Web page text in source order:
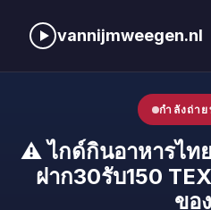
vannijmweegen.nl
กำลังถ่า
⚠️ ไกด์กินอาหารไท
ฝาก30รับ150
ขอ